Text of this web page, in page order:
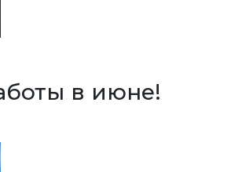
в июне!